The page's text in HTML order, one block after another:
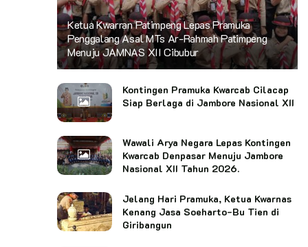
Ketua Kwarran Patimpeng Lepas Pramuka
Penggalang Asal MTs Ar-Rahmah Patimpeng
Menuju JAMNAS XII Cibubur
Kontingen Pramuka Kwarcab Cilacap
Siap Berlaga di Jambore Nasional XII
Wawali Arya Negara Lepas Kontingen
Kwarcab Denpasar Menuju Jambore
Nasional XII Tahun 2026.
Jelang Hari Pramuka, Ketua Kwarnas
Kenang Jasa Soeharto-Bu Tien di
Giribangun